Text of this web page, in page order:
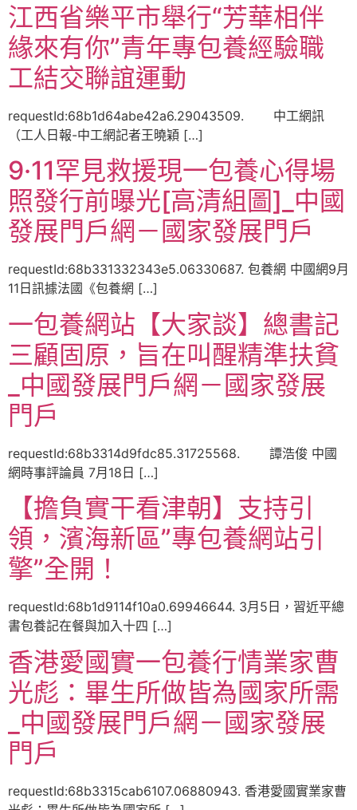
江西省樂平市舉行“芳華相伴
緣來有你”青年專包養經驗職
工結交聯誼運動
requestId:68b1d64abe42a6.29043509. 中工網訊
（工人日報-中工網記者王曉穎 […]
9·11罕見救援現一包養心得場
照發行前曝光[高清組圖]_中國
發展門戶網－國家發展門戶
requestId:68b331332343e5.06330687. 包養網 中國網9月
11日訊據法國《包養網 […]
一包養網站【大家談】總書記
三顧固原，旨在叫醒精準扶貧
_中國發展門戶網－國家發展
門戶
requestId:68b3314d9fdc85.31725568. 譚浩俊 中國
網時事評論員 7月18日 […]
【擔負實干看津朝】支持引
領，濱海新區”專包養網站引
擎”全開！
requestId:68b1d9114f10a0.69946644. 3月5日，習近平總
書包養記在餐與加入十四 […]
香港愛國實一包養行情業家曹
光彪：畢生所做皆為國家所需
_中國發展門戶網－國家發展
門戶
requestId:68b3315cab6107.06880943. 香港愛國實業家曹